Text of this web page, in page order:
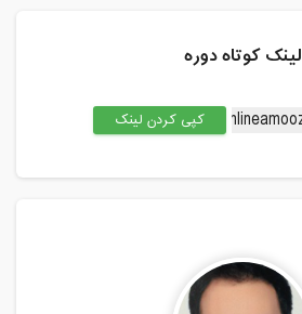
لینک کوتاه دوره
کپی کردن لینک